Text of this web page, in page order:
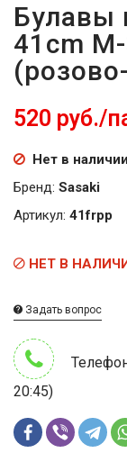
Булавы
41cm
520 руб./
Нет в наличии
Бренд: Sasaki
Артикул: 41frpp
НЕТ В
Задать вопрос
20:45)